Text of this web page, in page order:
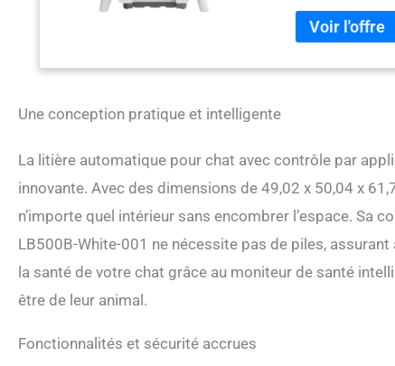
la technologie
le
compliqué
nettoyage rapide
Une conception pratique et intelligente
La litière automatique pour chat avec contrôle par
innovante. Avec des dimensions de 49,02 x 50,04 x
n’importe quel intérieur sans encombrer l’espace. Sa
LB500B-White-001 ne nécessite pas de piles,
la santé de votre chat grâce au moniteur de santé
être de leur animal.
Fonctionnalités et sécurité accrues